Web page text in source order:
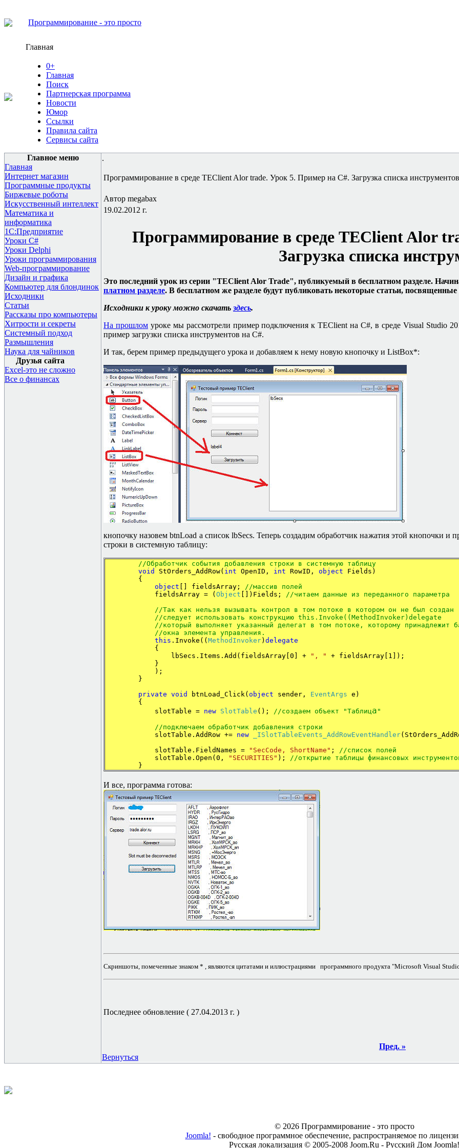
Программирование - это просто
Главная
0+
Главная
Поиск
Партнерская программа
Новости
Юмор
Ссылки
Правила сайта
Сервисы сайта
Главное меню
Главная
Интернет магазин
Программные продукты
Биржевые роботы
Искусственный интеллект
Математика и
информатика
1С:Предприятие
Уроки C#
Уроки Delphi
Уроки программирования
Web-программирование
Дизайн и графика
Компьютер для блондинок
Исходники
Статьи
Рассказы про компьютеры
Хитрости и секреты
Системный подход
Размышления
Наука для чайников
Друзья сайта
Excel-это не сложно
Все о финансах
.
Программирование в среде TEClient Alor trade. Урок 5. Пример на C#. Загрузка списка инструментов
Автор megabax
19.02.2012 г.
Программирование в среде TEClient Alor
Загрузка списка
Это последний урок из серии "TEClient Alor Trade", публикуемый в бесплатном разделе.
платном разделе. В бесплатном же разделе будут публиковать некоторые статьи,
Исходники к уроку можно скачать здесь.
На прошломуроке мы рассмотрели пример подключения к TEClient на C#, в среде Visual Studio
пример загрузки списка инструментов на C#.
И так, берем пример предыдущего урока и добавляем к нему новую кнопочку и ListBox*:
кнопочку назовем btnLoad а список lbSecs. Теперь создадим обработчик нажатия этой кнопочки и
строки в системную таблицу:
//Обработчик события добавления строки в системную таблицу
void
StOrders_AddRow( int OpenID, int RowID, object Fields)
{
object [] fieldsArray; //массив
полей
fieldsArray = ( Object [])Fields; //читаем данные из переданного
параметра
//Так как нельзя вызывать контрол в том потоке в котором он не был создан
//следует использовать конструкцию this.Invoke((MethodInvoker)delegate
//который выполняет указанный делегат в том потоке, которому принадлежит
//окна элемента управления .
this .Invoke(( MethodInvoker) delegate
{
lbSecs.Items.Add(fieldsArray[0] +
", "
+ fieldsArray[1]);
}
);
}
private void btnLoad_Click( object sender, EventArgs e)
{
slotTable = new SlotTable (); //создаем объект "Таблица "
//подключаем обработчик добавления
строки
slotTable.AddRow += new _ISlotTableEvents_AddRowEventHandler
slotTable.FieldNames =
"SecCode, ShortName" ; //список
полей
slotTable.Open(0,
"SECURITIES" );
//открытие таблицы финансовых
}
И все, программа готова:
Скриншоты, помеченные знаком * , являются цитатами и иллюстрациями программного продукта "Microsoft Visual
Последнее обновление ( 27.04.2013 г. )
Пред. »
Вернуться
© 2026 Программирование - это просто
Joomla! - свободное программное обеспечение, распространяемое по
Русская локализация © 2005-2008 Joom.Ru - Русский Дом Joomla!